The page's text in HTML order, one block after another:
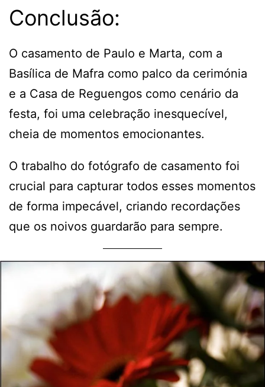
Conclusão:
O casamento de Paulo e Marta, com a
Basílica de Mafra como palco da cerimónia
e a Casa de Reguengos como cenário da
festa, foi uma celebração inesquecível,
cheia de momentos emocionantes.
O trabalho do fotógrafo de casamento foi
crucial para capturar todos esses momentos
de forma impecável, criando recordações
que os noivos guardarão para sempre.